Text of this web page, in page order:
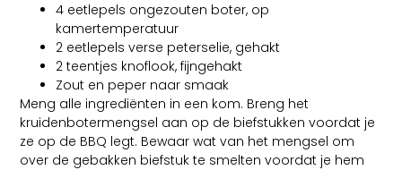
4 eetlepels ongezouten boter, op
kamertemperatuur
2 eetlepels verse peterselie, gehakt
2 teentjes knoflook, fijngehakt
Zout en peper naar smaak
Meng alle ingrediënten in een kom. Breng het
kruidenbotermengsel aan op de biefstukken voordat je
ze op de BBQ legt. Bewaar wat van het mengsel om
over de gebakken biefstuk te smelten voordat je hem